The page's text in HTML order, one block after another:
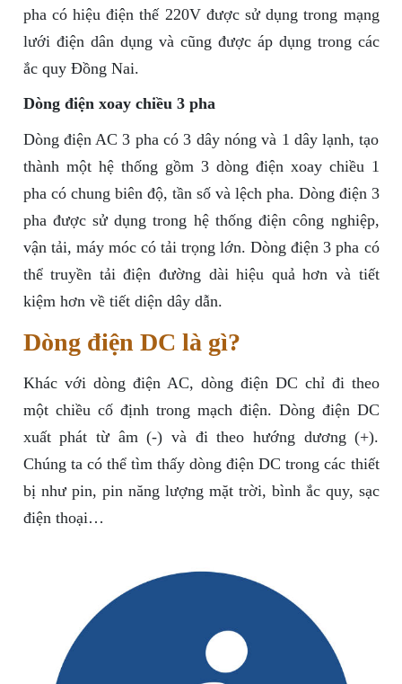
pha có hiệu điện thế 220V được sử dụng trong mạng
lưới điện dân dụng và cũng được áp dụng trong các
ắc quy Đồng Nai.
Dòng điện xoay chiều 3 pha
Dòng điện AC 3 pha có 3 dây nóng và 1 dây lạnh, tạo
thành một hệ thống gồm 3 dòng điện xoay chiều 1
pha có chung biên độ, tần số và lệch pha. Dòng điện 3
pha được sử dụng trong hệ thống điện công nghiệp,
vận tải, máy móc có tải trọng lớn. Dòng điện 3 pha có
thể truyền tải điện đường dài hiệu quả hơn và tiết
kiệm hơn về tiết diện dây dẫn.
Dòng điện DC là gì?
Khác với dòng điện AC, dòng điện DC chỉ đi theo
một chiều cố định trong mạch điện. Dòng điện DC
xuất phát từ âm (-) và đi theo hướng dương (+).
Chúng ta có thể tìm thấy dòng điện DC trong các thiết
bị như pin, pin năng lượng mặt trời, bình ắc quy, sạc
điện thoại…